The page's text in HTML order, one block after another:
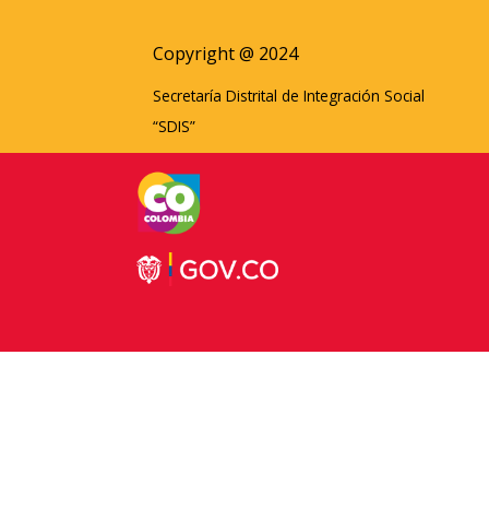
Copyright @ 2024
Secretaría Distrital de Integración Social
“SDIS”